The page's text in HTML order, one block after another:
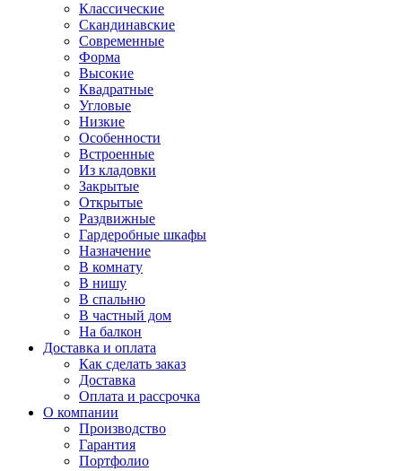
Классические
Скандинавские
Современные
Форма
Высокие
Квадратные
Угловые
Низкие
Особенности
Встроенные
Из кладовки
Закрытые
Открытые
Раздвижные
Гардеробные шкафы
Назначение
В комнату
В нишу
В спальню
В частный дом
На балкон
Доставка и оплата
Как сделать заказ
Доставка
Оплата и рассрочка
О компании
Производство
Гарантия
Портфолио